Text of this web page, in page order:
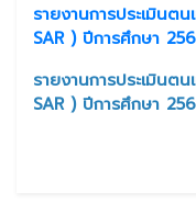
รายงานการประเมิน
SAR ) ปีการศึกษา
รายงานการประเมิน
SAR ) ปีการศึกษา